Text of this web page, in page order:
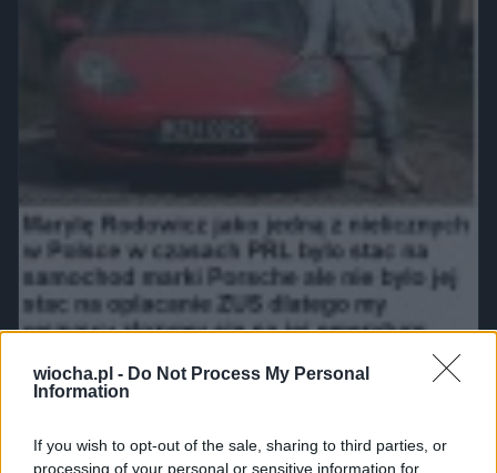
wiocha.pl - Do Not Process My Personal
Information
If you wish to opt-out of the sale, sharing to third parties, or
processing of your personal or sensitive information for
We łbach im się pomieszało